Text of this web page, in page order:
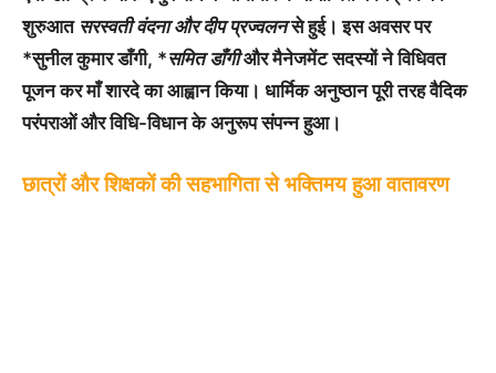
शुरुआत सरस्वती वंदना और दीप प्रज्वलनसे हुई। इस अवसर पर
*सुनील कुमार डाँगी, *समित डाँगीऔर मैनेजमेंट सदस्यों ने विधिवत
पूजन कर माँ शारदे का आह्वान किया। धार्मिक अनुष्ठान पूरी तरह वैदिक
परंपराओं और विधि-विधान के अनुरूप संपन्न हुआ।
छात्रों और शिक्षकों की सहभागिता से भक्तिमय हुआ वातावरण